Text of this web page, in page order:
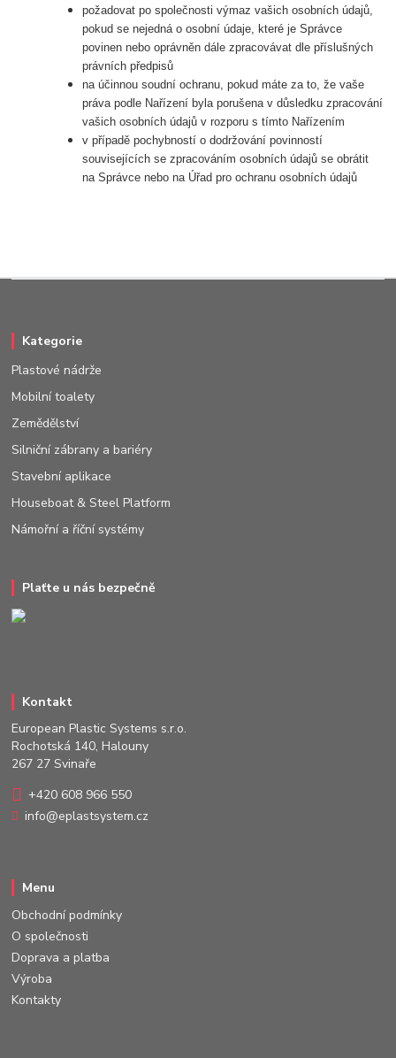
požadovat po společnosti výmaz vašich osobních údajů,
pokud se nejedná o osobní údaje, které je Správce
povinen nebo oprávněn dále zpracovávat dle příslušných
právních předpisů
na účinnou soudní ochranu, pokud máte za to, že vaše
práva podle Nařízení byla porušena v důsledku zpracování
vašich osobních údajů v rozporu s tímto Nařízením
v případě pochybností o dodržování povinností
souvisejících se zpracováním osobních údajů se obrátit
na Správce nebo na Úřad pro ochranu osobních údajů
Kategorie
Plastové nádrže
Mobilní toalety
Zemědělství
Silniční zábrany a bariéry
Stavební aplikace
Houseboat & Steel Platform
Námořní a říční systémy
Plaťte u nás bezpečně
Kontakt
European Plastic Systems s.r.o.
Rochotská 140, Halouny
267 27 Svinaře
+420 608 966 550
info@eplastsystem.cz
Menu
Obchodní podmínky
O společnosti
Doprava a platba
Výroba
Kontakty